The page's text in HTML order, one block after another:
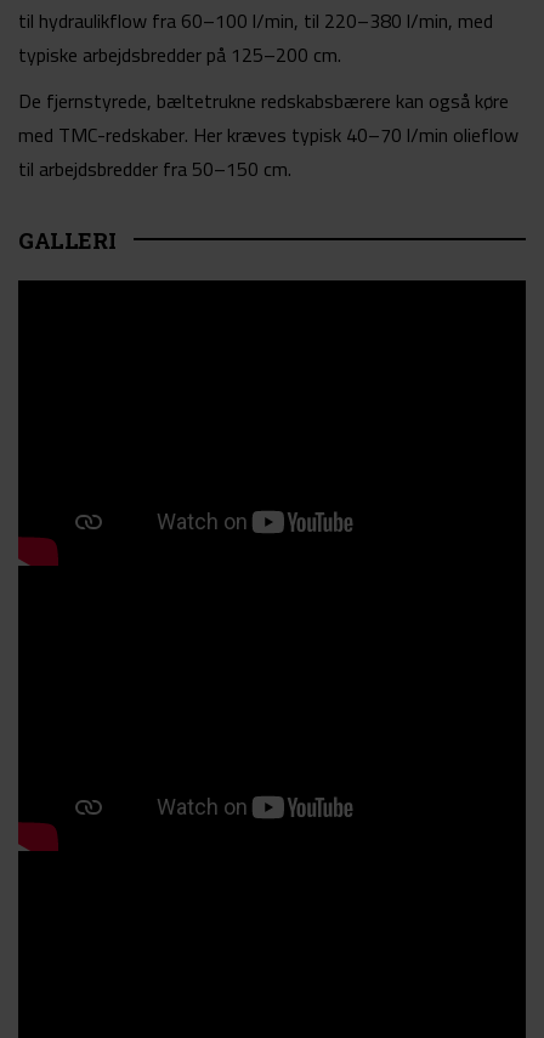
til hydraulikflow fra 60–100 l/min, til 220–380 l/min, med
typiske arbejdsbredder på 125–200 cm.
De fjernstyrede, bæltetrukne redskabsbærere kan også køre
med TMC-redskaber. Her kræves typisk 40–70 l/min olieflow
til arbejdsbredder fra 50–150 cm.
GALLERI